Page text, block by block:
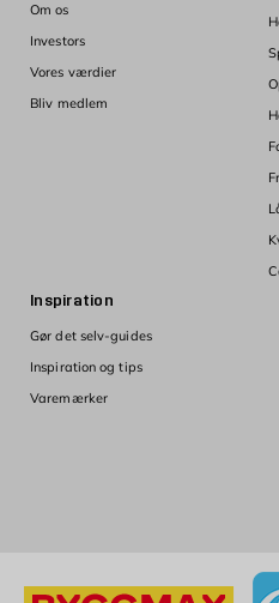
Om os
Investors
Vores værdier
Bliv medlem
Inspiration
Gør det selv-guides
Inspiration og tips
Varemærker